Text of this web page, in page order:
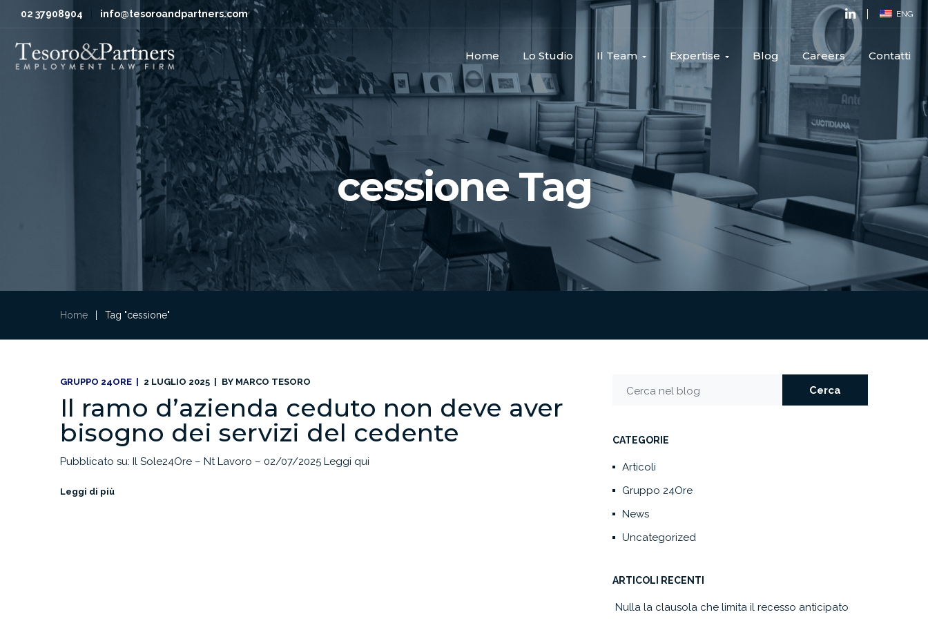
02 37908904 info@tesoroandpartners.com ENG
Home Lo Studio Il Team Expertise Blog Careers Contatti
cessione Tag
Home Tag "cessione"
GRUPPO 24ORE 2 LUGLIO 2025 BY MARCO TESORO
Il ramo d’azienda ceduto non deve aver
bisogno dei servizi del cedente
Pubblicato su: Il Sole24Ore – Nt Lavoro – 02/07/2025 Leggi qui
Leggi di più
Cerca nel blog Cerca
CATEGORIE
Articoli
Gruppo 24Ore
News
Uncategorized
ARTICOLI RECENTI
Nulla la clausola che limita il recesso anticipato